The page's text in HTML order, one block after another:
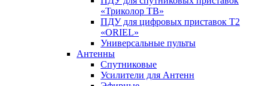
«Триколор ТВ»
ПДУ для цифровых приставок Т2
«ORIEL»
Универсальные пульты
Антенны
Спутниковые
Усилители для Антенн